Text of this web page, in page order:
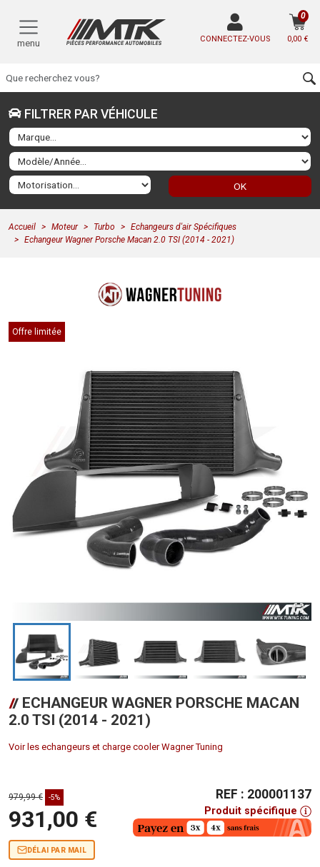
menu CONNECTEZ-VOUS 0,00 €
0
FILTRER PAR VÉHICULE
OK
Accueil Moteur Turbo
Echangeurs d'air Spécifiques
Echangeur Wagner Porsche Macan 2.0 TSI (2014 - 2021)
Offre limitée
ECHANGEUR WAGNER PORSCHE MACAN
2.0 TSI (2014 - 2021)
Voir les echangeurs et charge cooler Wagner Tuning
979,99 € -5%
931,00 €
DÉLAI PAR MAIL
REF : 200001137
Produit spécifique